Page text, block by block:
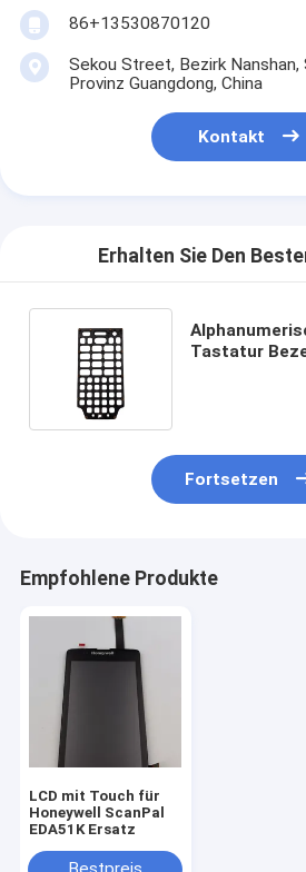
86+13530870120
Sekou Street, Bezirk
Provinz Guangdong, China
Kontakt
Erhalten Sie Den
Tastatur
Fortsetzen
Empfohlene Produkte
LCD mit Touch für
Honeywell ScanPal
EDA51K Ersatz